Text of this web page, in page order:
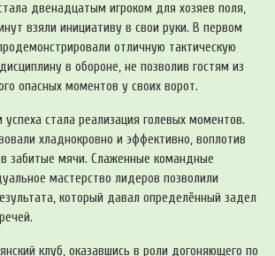
двенадцатым игроком для хозяев поля,
взяли инициативу в свои руки. В первом
отличную тактическую
в обороне, не позволив гостям из
опасных моментов у своих ворот.
стала реализация голевых моментов.
хладнокровно и эффективно, воплотив
забитые мячи. Слаженные командные
мастерство лидеров позволили
который давал определённый задел
клуб, оказавшись в роли догоняющего по